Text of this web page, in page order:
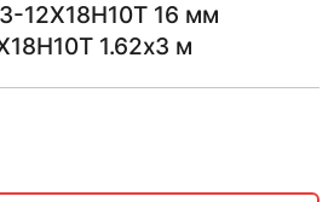
12Х18Н10Т 16 мм
1.62х3 м